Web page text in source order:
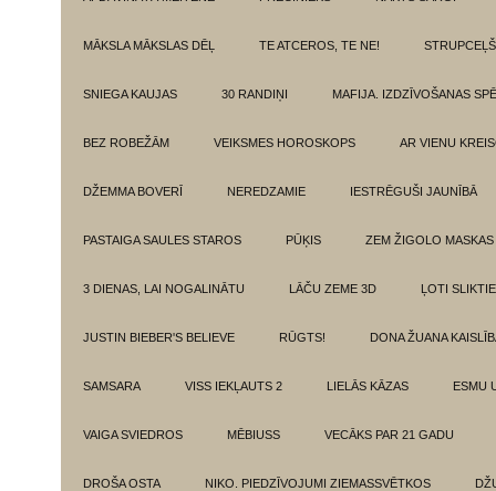
MĀKSLA MĀKSLAS DĒĻ TE ATCEROS, TE NE! STRUPCEĻŠ
SNIEGA KAUJAS 30 RANDIŅI MAFIJA. IZDZĪVOŠANAS
BEZ ROBEŽĀM VEIKSMES HOROSKOPS AR VIENU
DŽEMMA BOVERĪ NEREDZAMIE IESTRĒGUŠI JAUNĪBĀ
PASTAIGA SAULES STAROS PŪĶIS ZEM ŽIGOLO MASKAS
3 DIENAS, LAI NOGALINĀTU LĀČU ZEME 3D ĻOTI
JUSTIN BIEBER'S BELIEVE RŪGTS! DONA ŽUANA
SAMSARA VISS IEKĻAUTS 2 LIELĀS KĀZAS ESMU
VAIGA SVIEDROS MĒBIUSS VECĀKS PAR 21 GADU
DROŠA OSTA NIKO. PIEDZĪVOJUMI ZIEMASSVĒTKOS